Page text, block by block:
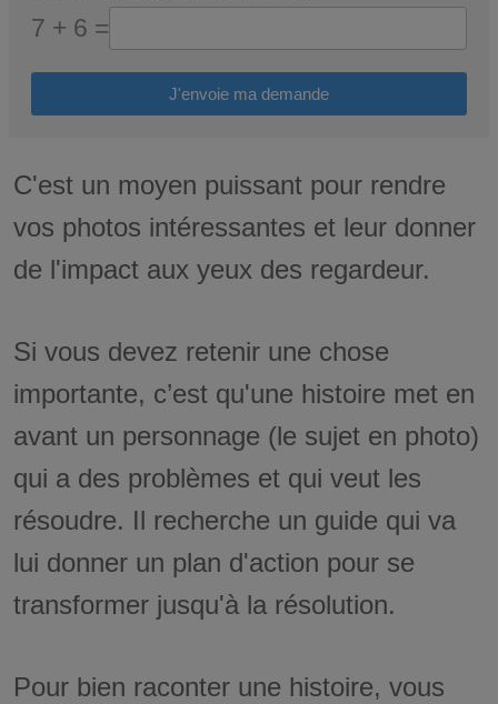
7 + 6 =
J'envoie ma demande
C'est un moyen puissant pour rendre
vos photos intéressantes et leur donner
de l'impact aux yeux des regardeur.
Si vous devez retenir une chose
importante, c’est qu'une histoire met en
avant un personnage (le sujet en photo)
qui a des problèmes et qui veut les
résoudre. Il recherche un guide qui va
lui donner un plan d'action pour se
transformer jusqu'à la résolution.
Pour bien raconter une histoire, vous